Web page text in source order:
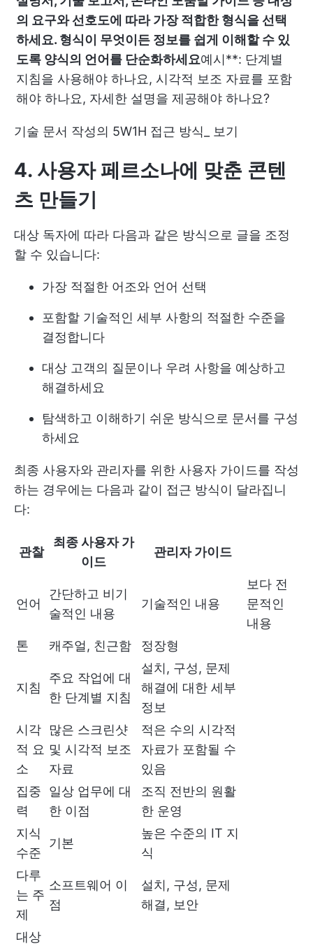
의 요구와 선호도에 따라 가장 적합한 형식을 선택
하세요. 형식이 무엇이든 정보를 쉽게 이해할 수 있
도록 양식의 언어를 단순화하세요예시**: 단계별
지침을 사용해야 하나요, 시각적 보조 자료를 포함
해야 하나요, 자세한 설명을 제공해야 하나요?
기술 문서 작성의 5W1H 접근 방식_ 보기
4. 사용자 페르소나에 맞춘 콘텐
츠 만들기
대상 독자에 따라 다음과 같은 방식으로 글을 조정
할 수 있습니다:
가장 적절한 어조와 언어 선택
포함할 기술적인 세부 사항의 적절한 수준을
결정합니다
대상 고객의 질문이나 우려 사항을 예상하고
해결하세요
탐색하고 이해하기 쉬운 방식으로 문서를 구성
하세요
최종 사용자와 관리자를 위한 사용자 가이드를 작성
하는 경우에는 다음과 같이 접근 방식이 달라집니
다:
관찰
최종 사용자 가
이드
관리자 가이드
언어
간단하고 비기
술적인 내용
기술적인 내용
보다 전
문적인
내용
톤
캐주얼, 친근함 정장형
지침
주요 작업에 대
한 단계별 지침
설치, 구성, 문제
해결에 대한 세부
정보
시각
적 요
소
많은 스크린샷
및 시각적 보조
자료
적은 수의 시각적
자료가 포함될 수
있음
집중
력
일상 업무에 대
한 이점
조직 전반의 원활
한 운영
지식
수준
기본
높은 수준의 IT 지
식
다루
는 주
제
소프트웨어 이
점
설치, 구성, 문제
해결, 보안
대상